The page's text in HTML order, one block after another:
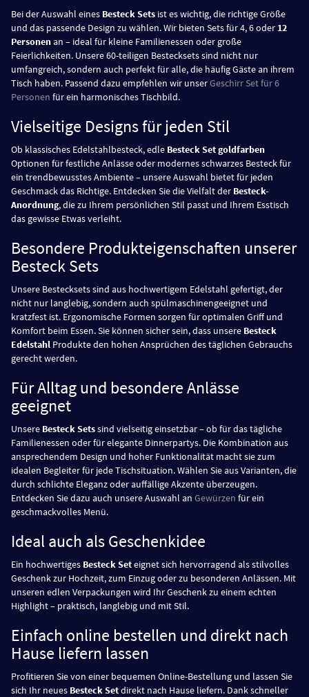
Bei der Auswahl eines Besteck Sets ist es wichtig, die richtige Größe
und das passende Design zu wählen. Wir bieten Sets für 4, 6 oder 12
Personenan – ideal für kleine Familienessen oder große
Feierlichkeiten. Unsere 60-teiligen Bestecksets sind nicht nur
umfangreich, sondern auch perfekt für alle, die häufig Gäste an ihrem
Tisch haben. Passend dazu empfehlen wir unserGeschirr Set für 6
Personen für ein harmonisches Tischbild.
Vielseitige Designs für jeden Stil
Ob klassisches Edelstahlbesteck, edle Besteck Set goldfarben
Optionen für festliche Anlässe oder modernes schwarzes Besteck für
ein trendbewusstes Ambiente – unsere Auswahl bietet für jeden
Geschmack das Richtige. Entdecken Sie die Vielfalt der Besteck-
Anordnung, die zu Ihrem persönlichen Stil passt und Ihrem Esstisch
das gewisse Etwas verleiht.
Besondere Produkteigenschaften unserer
Besteck Sets
Unsere Bestecksets sind aus hochwertigem Edelstahl gefertigt, der
nicht nur langlebig, sondern auch spülmaschinengeeignet und
kratzfest ist. Ergonomische Formen sorgen für optimalen Griff und
Komfort beim Essen. Sie können sicher sein, dass unsere Besteck
Edelstahl Produkte den hohen Ansprüchen des täglichen Gebrauchs
gerecht werden.
Für Alltag und besondere Anlässe
geeignet
Unsere Besteck Setssind vielseitig einsetzbar – ob für das tägliche
Familienessen oder für elegante Dinnerpartys. Die Kombination aus
ansprechendem Design und hoher Funktionalität macht sie zum
idealen Begleiter für jede Tischsituation. Wählen Sie aus Varianten, die
durch schlichte Eleganz oder auffällige Akzente überzeugen.
Entdecken Sie dazu auch unsere Auswahl an Gewürzen für ein
geschmackvolles Menü.
Ideal auch als Geschenkidee
Ein hochwertiges Besteck Seteignet sich hervorragend als stilvolles
Geschenk zur Hochzeit, zum Einzug oder zu besonderen Anlässen. Mit
unseren edlen Verpackungen wird Ihr Geschenk zu einem echten
Highlight – praktisch, langlebig und mit Stil.
Einfach online bestellen und direkt nach
Hause liefern lassen
Profitieren Sie von einer bequemen Online-Bestellung und lassen Sie
sich Ihr neues Besteck Setdirekt nach Hause liefern. Dank schneller